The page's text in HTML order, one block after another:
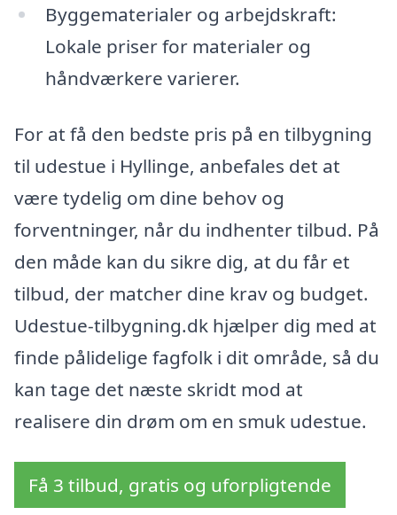
Byggematerialer og arbejdskraft:
Lokale priser for materialer og
håndværkere varierer.
For at få den bedste pris på en tilbygning
til udestue i Hyllinge, anbefales det at
være tydelig om dine behov og
forventninger, når du indhenter tilbud. På
den måde kan du sikre dig, at du får et
tilbud, der matcher dine krav og budget.
Udestue-tilbygning.dk hjælper dig med at
finde pålidelige fagfolk i dit område, så du
kan tage det næste skridt mod at
realisere din drøm om en smuk udestue.
Få 3 tilbud, gratis og uforpligtende